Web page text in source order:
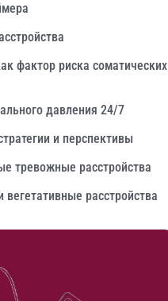
фактор риска соматических
давления 24/7
и перспективы
тревожные расстройства
вегетативные расстройства